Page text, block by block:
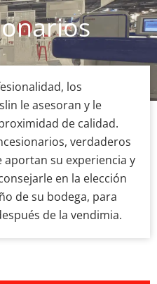
los
le asesoran y le
de calidad.
verdaderos
aportan su experiencia y
en la elección
de su bodega, para
de la vendimia.